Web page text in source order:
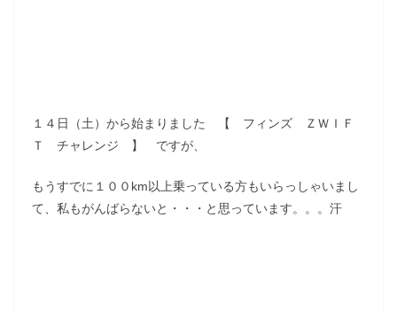
１４日（土）から始まりました 【 フィンズ ＺＷＩＦ
Ｔ チャレンジ 】 ですが、
もうすでに１００km以上乗っている方もいらっしゃいまし
て、私もがんばらないと・・・と思っています。。。汗